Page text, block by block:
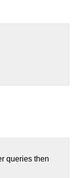
queries then